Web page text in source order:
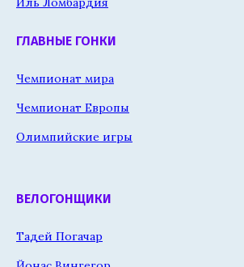
ГЛАВНЫЕ ГОНКИ
Чемпионат мира
Чемпионат Европы
Олимпийские игры
ВЕЛОГОНЩИКИ
Тадей Погачар